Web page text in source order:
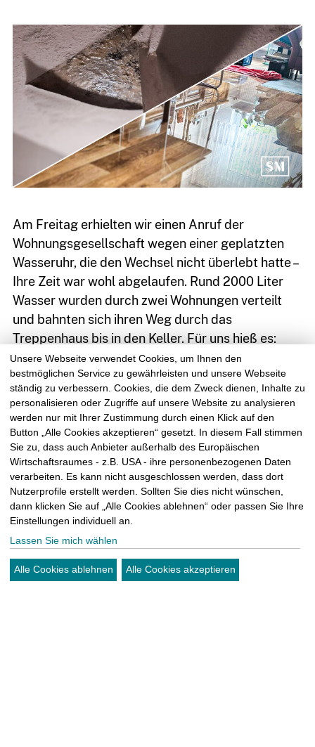
03764
7934399
kontakt@sm-
kattner.de
Am Freitag erhielten wir einen Anruf der
Wohnungsgesellschaft wegen einer geplatzten
Wasseruhr, die den Wechsel nicht überlebt hatte –
Ihre Zeit war wohl abgelaufen. Rund 2000 Liter
Wasser wurden durch zwei Wohnungen verteilt
und bahnten sich ihren Weg durch das
Treppenhaus bis in den Keller. Für uns hieß es:
Sofortmaßnahme, schnelles Handeln, Noteinsatz
– um vor Ort das stehende Wasser absaugen zu
können, die Möbel erhöht zu sichern und nasse
Tapeten zu entfernen.
Wir halten euch auf dem Laufenden, wie es mit
unserem Einsatz weitergeht und wann wir mit
dem Rückbau starten können. Zuvor muss es eine
Wohnungsbegehung geben, um den Schaden zu
beurteilen und die nächsten Schritte für die
Mieter einzuleiten.
Unsere Webseite verwendet Cookies, um Ihnen den
bestmöglichen Service zu gewährleisten und unsere Webseite
ständig zu verbessern. Cookies, die dem Zweck dienen, Inhalte zu
personalisieren oder Zugriffe auf unsere Website zu analysieren
werden nur mit Ihrer Zustimmung durch einen Klick auf den
Button „Alle Cookies akzeptieren“ gesetzt. In diesem Fall stimmen
Sie zu, dass auch Anbieter außerhalb des Europäischen
Wirtschaftsraumes - z.B. USA - ihre personenbezogenen Daten
verarbeiten. Es kann nicht ausgeschlossen werden, dass dort
Nutzerprofile erstellt werden. Sollten Sie dies nicht wünschen,
dann klicken Sie auf „Alle Cookies ablehnen“ oder passen Sie Ihre
Einstellungen individuell an.
Lassen Sie mich wählen
Alle Cookies ablehnen Alle Cookies akzeptieren